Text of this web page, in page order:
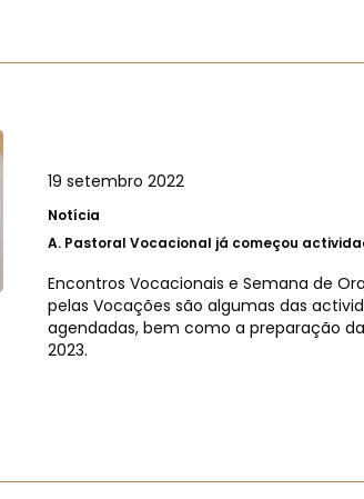
19 setembro 2022
Notícia
A. Pastoral Vocacional já começou
Encontros Vocacionais e Semana de
pelas Vocações são algumas das
agendadas, bem como a preparação
2023.